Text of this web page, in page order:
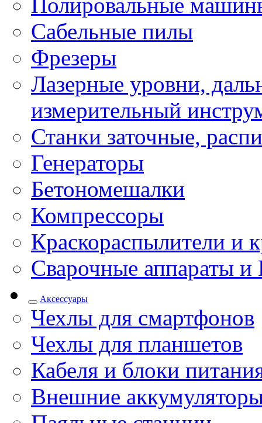
Сабельные пилы
Фрезеры
Лазерные уровни,
измерительный
Станки заточные,
Генераторы
Бетономешалки
Компрессоры
Краскораспылители и
Сварочные аппараты и
Аксессуары
Чехлы для смартфонов
Чехлы для планшетов
Кабеля и блоки
Внешние